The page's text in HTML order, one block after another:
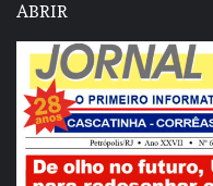
ABRIR